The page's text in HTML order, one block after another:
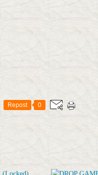
Repost 0